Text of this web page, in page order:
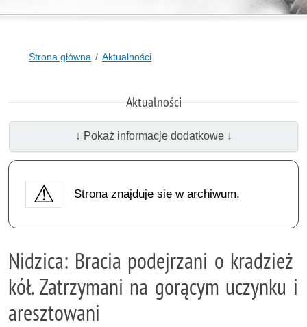
Strona główna Aktualności
Aktualności
↓ Pokaż informacje dodatkowe ↓
Strona znajduje się w archiwum.
Nidzica: Bracia podejrzani o kradzież
kół. Zatrzymani na gorącym uczynku i
aresztowani